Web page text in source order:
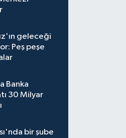
geleceği
Peş peşe
Banka
30 Milyar
bir şube